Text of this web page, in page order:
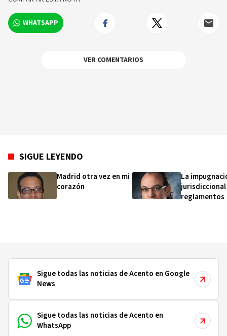
WHATSAPP
VER COMENTARIOS
SIGUE LEYENDO
Madrid otra vez en mi
corazón
La
reglamentos
Sigue todas las noticias de Acento en Google
News
Sigue todas las noticias de Acento en
WhatsApp